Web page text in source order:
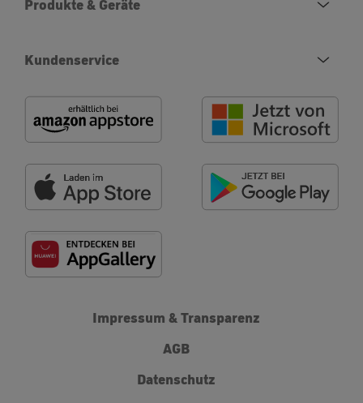
Produkte & Geräte
Kundenservice
Impressum & Transparenz
AGB
Datenschutz